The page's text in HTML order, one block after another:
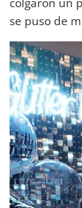
se puso de